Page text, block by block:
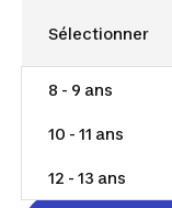
8 - 9 ans
10 - 11 ans
12 - 13 ans
Rupture de